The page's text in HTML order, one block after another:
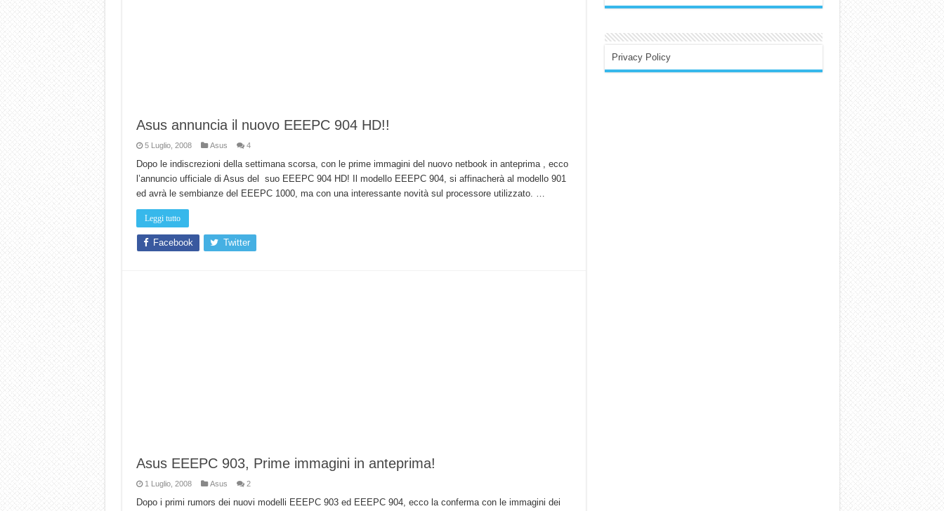
Asus annuncia il nuovo EEEPC 904 HD!!
5 Luglio, 2008 Asus 4
Dopo le indiscrezioni della settimana scorsa, con le prime immagini del nuovo netbook in anteprima , ecco
l’annuncio ufficiale di Asus del suo EEEPC 904 HD! Il modello EEEPC 904, si affinacherà al modello 901
ed avrà le sembianze del EEEPC 1000, ma con una interessante novità sul processore utilizzato. …
Leggi tutto
Facebook Twitter
Asus EEEPC 903, Prime immagini in anteprima!
1 Luglio, 2008 Asus 2
Dopo i primi rumors dei nuovi modelli EEEPC 903 ed EEEPC 904, ecco la conferma con le immagini dei
Privacy Policy